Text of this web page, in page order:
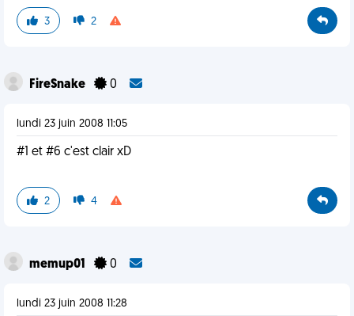
3 2
FireSnake 0
lundi 23 juin 2008 11:05
#1 et #6 c'est clair xD
2 4
memup01 0
lundi 23 juin 2008 11:28